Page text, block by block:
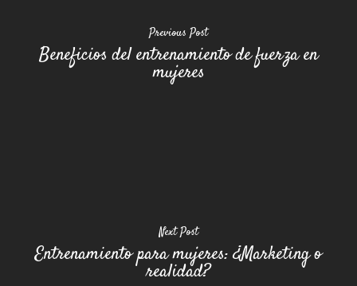
Previous Post
Beneficios del entrenamiento de fuerza en
mujeres
Next Post
Entrenamiento para mujeres: ¿Marketing o
realidad?